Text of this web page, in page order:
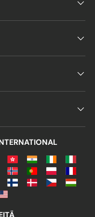
arkeille.
monissa
valkoisessa,